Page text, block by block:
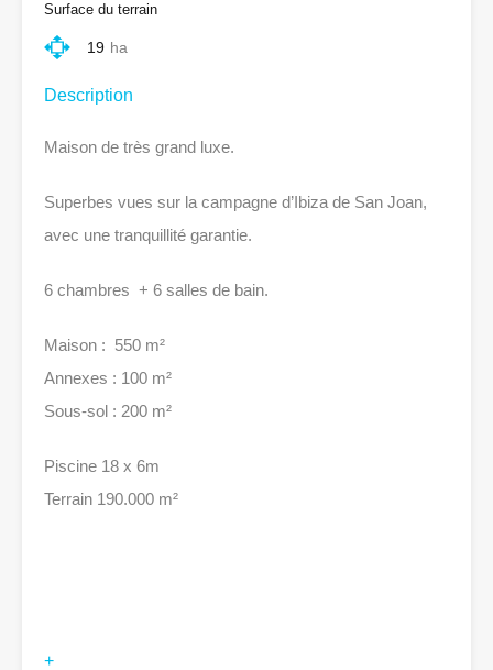
Surface du terrain
19 ha
Description
Maison de très grand luxe.
Superbes vues sur la campagne d’Ibiza de San Joan,
avec une tranquillité garantie.
6 chambres + 6 salles de bain.
Maison : 550 m²
Annexes : 100 m²
Sous-sol : 200 m²
Piscine 18 x 6m
Terrain 190.000 m²
+